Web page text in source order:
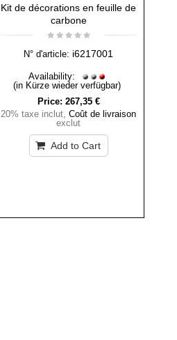
Kit de décorations en feuille de
carbone
N° d'article: i6217001
Availability:
(in Kürze wieder verfügbar)
Price: 267,35 €
20% taxe inclut,Coût de livraison
exclut
Add to Cart